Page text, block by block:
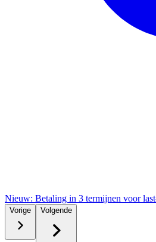
Nieuw: Betaling in 3 termijnen voor
Vorige Volgende